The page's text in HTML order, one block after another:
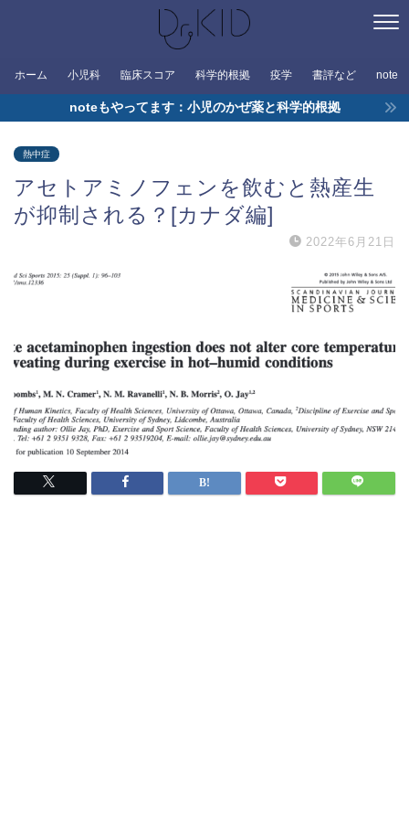
ホーム 小児科 臨床スコア 科学的根拠 疫学 書評など note
noteもやってます：小児のかぜ薬と科学的根拠
熱中症
アセトアミノフェンを飲むと熱産生
が抑制される？[カナダ編]
2022年6月21日